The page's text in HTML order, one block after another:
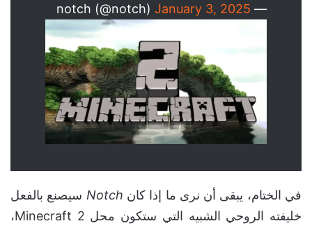
— notch (@notch)
January 3, 2025
في الختام، يبقى أن نرى ما إذا كان Notch سيصنع بالفعل
خليفته الروحي الشبيه التي ستكون محل Minecraft 2،